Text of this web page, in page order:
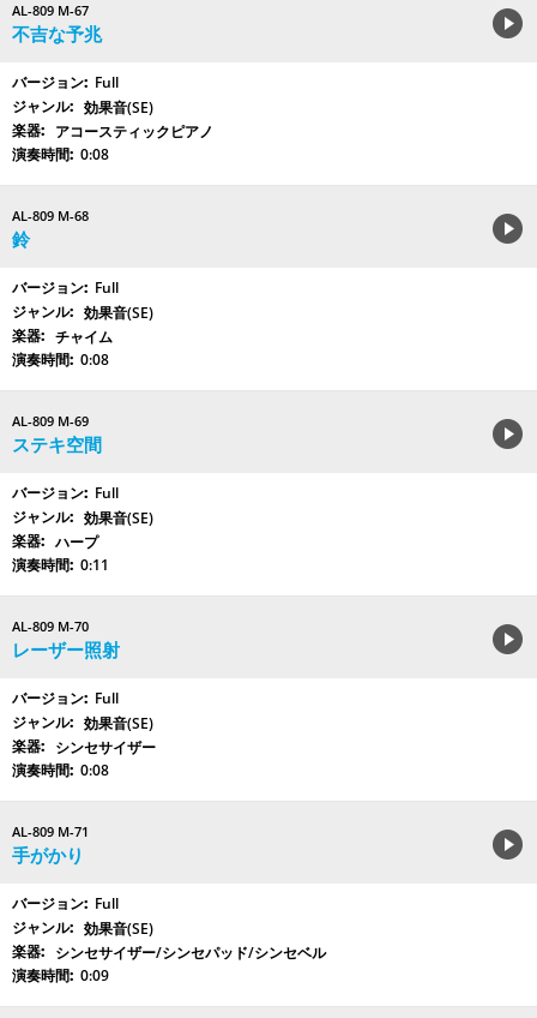
AL-809 M-67
不吉な予兆
Full
効果音(SE)
アコースティックピアノ
0:08
AL-809 M-68
鈴
Full
効果音(SE)
チャイム
0:08
AL-809 M-69
ステキ空間
Full
効果音(SE)
ハープ
0:11
AL-809 M-70
レーザー照射
Full
効果音(SE)
シンセサイザー
0:08
AL-809 M-71
手がかり
Full
効果音(SE)
シンセサイザー/シンセパッド/シンセベル
0:09